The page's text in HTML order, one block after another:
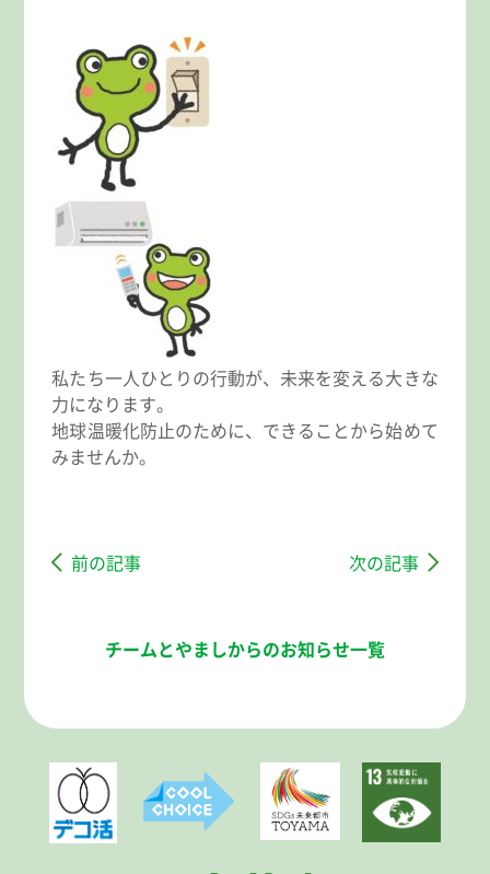
私たち一人ひとりの行動が、未来を変える大きな
力になります。
地球温暖化防止のために、できることから始めて
みませんか。
前の記事 次の記事
チームとやましからのお知らせ一覧